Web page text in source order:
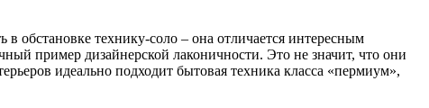
обстановке технику-соло – она отличается интересным
пример дизайнерской лаконичности. Это не значит, что они
идеально подходит бытовая техника класса «пермиум»,